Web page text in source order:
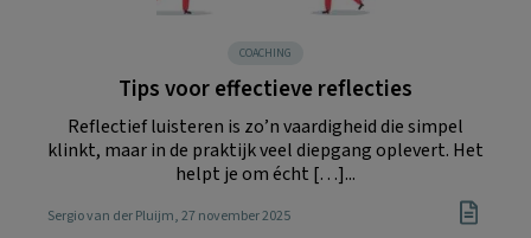
COACHING
Tips voor effectieve reflecties
Reflectief luisteren is zo’n vaardigheid die simpel
klinkt, maar in de praktijk veel diepgang oplevert. Het
helpt je om écht […]...
Sergio van der Pluijm, 27 november 2025